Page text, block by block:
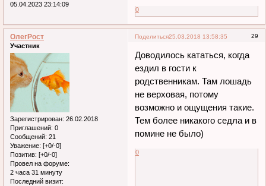
05.04.2023 23:14:09
0
Поделиться 29
25.03.2018 13:58:35
ОлегРост
Участник
Зарегистрирован: 26.02.2018
Приглашений: 0
Сообщений: 21
Уважение: [+0/-0]
Позитив: [+0/-0]
Провел на форуме:
2 часа 31 минуту
Последний визит:
Доводилось кататься, когда
ездил в гости к
родственникам. Там лошадь
не верховая, потому
возможно и ощущения такие.
Тем более никакого седла и в
помине не было)
0